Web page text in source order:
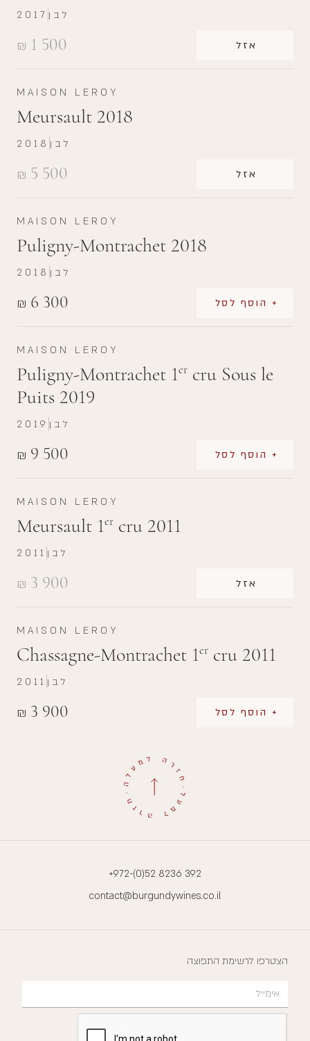
₪ 1 500 אזל
2017 לבן
MAISON LEROY
Meursault 2018
₪ 5 500 אזל
2018 לבן
MAISON LEROY
Puligny-Montrachet 2018
₪ 6 300 + הוסף לסל
2018 לבן
MAISON LEROY
Puligny-Montrachet 1er cru Sous le
Puits 2019
₪ 9 500 + הוסף לסל
2019 לבן
MAISON LEROY
Meursault 1er cru 2011
₪ 3 900 אזל
2011 לבן
MAISON LEROY
Chassagne-Montrachet 1er cru 2011
₪ 3 900 + הוסף לסל
2011 לבן
+972-(0)52 8236 392
contact@burgundywines.co.il
הצטרפו לרשימת התפוצה